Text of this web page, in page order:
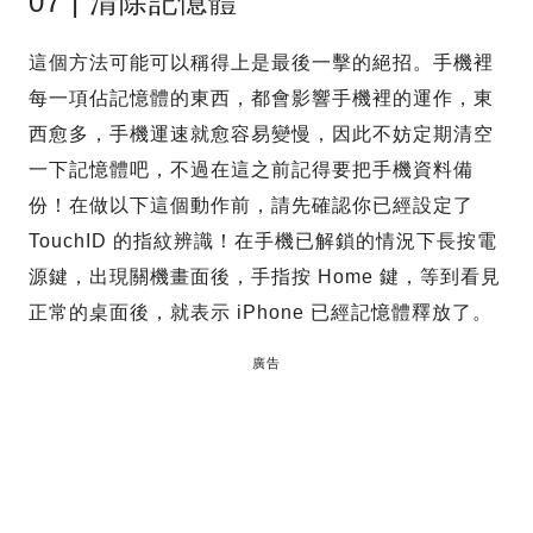
這個方法可能可以稱得上是最後一擊的絕招。手機裡
每一項佔記憶體的東西，都會影響手機裡的運作，東
西愈多，手機運速就愈容易變慢，因此不妨定期清空
一下記憶體吧，不過在這之前記得要把手機資料備
份！在做以下這個動作前，請先確認你已經設定了
TouchID 的指紋辨識！在手機已解鎖的情況下長按電
源鍵，出現關機畫面後，手指按 Home 鍵，等到看見
正常的桌面後，就表示 iPhone 已經記憶體釋放了。
廣告